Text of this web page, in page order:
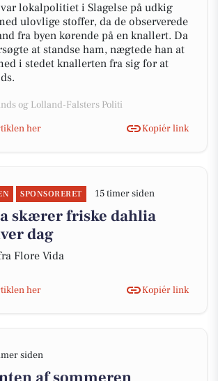
var lokalpolitiet i Slagelse på udkig
ulovlige stoffer, da de observerede
fra byen kørende på en knallert. Da
at standse ham, nægtede han at
i stedet knallerten fra sig for at
og Lolland-Falsters Politi
her
Kopiér link
SPONSORERET 15 timer siden
skærer friske dahlia
dag
Flore Vida
her Kopiér link
siden